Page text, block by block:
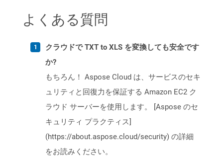
よくある質問
クラウドで TXT to XLS を変換しても安全です
か?
もちろん！ Aspose Cloud は、サービスのセキ
ュリティと回復力を保証する Amazon EC2 ク
ラウド サーバーを使用します。 [Aspose のセ
キュリティ プラクティス]
(https://about.aspose.cloud/security) の詳細
をお読みください。